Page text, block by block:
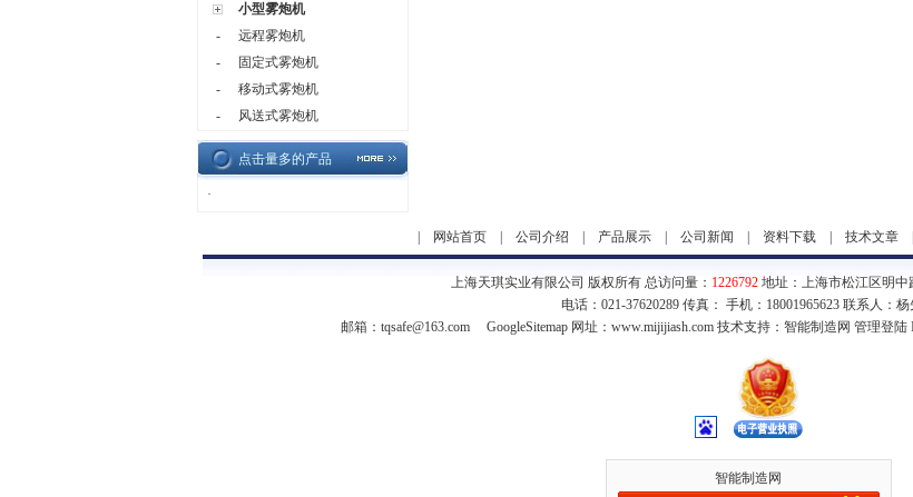
小型雾炮机
-
远程雾炮机
-
固定式雾炮机
-
移动式雾炮机
-
风送式雾炮机
点击量多的产品
·
网站首页 公司介绍 产品展示 公司新闻 资料下载 技术文章
上海天琪实业有限公司 版权所有 总访问量： 1226792 地址：上海市松江区明中
电话：021-37620289 传真： 手机：18001965623 联系人：杨
邮箱： tqsafe@163.com GoogleSitemap网址：www.mijijiash.com 技术支持： 智能制造网 管理登陆
智能制造网